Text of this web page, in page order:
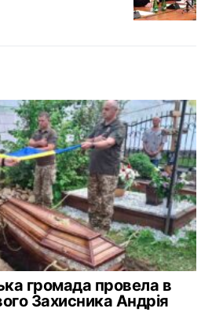
громада провела в
Захисника Андрія